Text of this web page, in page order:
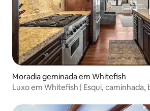
Moradia geminada em Whitefish
Luxo em Whitefish | Esqui, caminhada,